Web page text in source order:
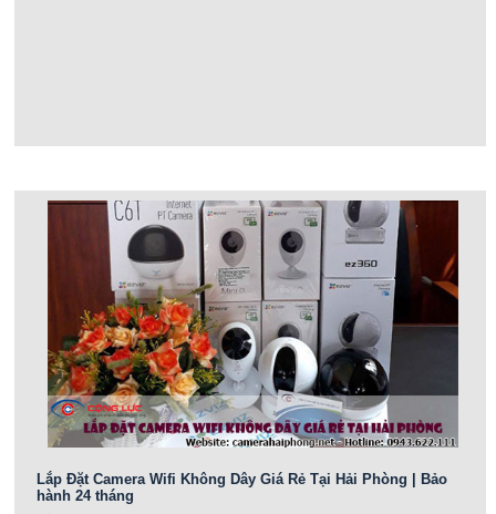
Lắp Đặt Camera Wifi Không Dây Giá Rẻ Tại Hải Phòng | Bảo
hành 24 tháng